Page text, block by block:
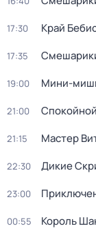
17:30 Край
17:35
19:00 Мини-
21:00
21:15 Мастер
22:30 Дикие
23:00
00:55 Король